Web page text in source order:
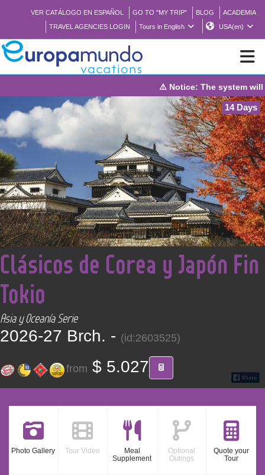
VER CATÁLOGO EN ESPAÑOL GO TO "MY TRIP" BLOG
ACADEMIA
TRAVEL AGENCIES LOGIN
Tours in English USA(en)
WHERE TO BUY
FEATURED
ABOUT US
CONTACT
⚠️ Notice: The system will be under
14 Days
<
Clásicos de Corea y Japón Fin
Tokio
Asia y Oceanía Serie
2026-27 Brch. - (id:2603525)
from $ 5.027
Photo Gallery Tour Video
Meal
Supplement
Optional
Outings
Quote your
Tour